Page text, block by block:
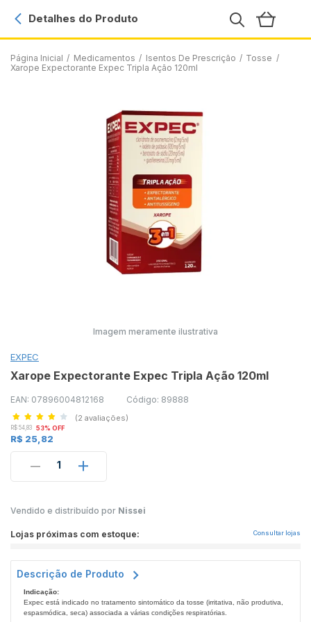
Página Inicial / Medicamentos / Isentos De Prescrição / Tosse /
Xarope Expectorante Expec Tripla Ação 120ml
Detalhes do Produto
Imagem meramente ilustrativa
EXPEC
Xarope Expectorante Expec Tripla Ação 120ml
EAN: 07896004812168 Código: 89888
(2 avaliações)
R$ 54,83 53% OFF
R$ 25,82
1
Vendido e distribuído por Nissei
Lojas próximas com estoque: Consultar lojas
Descrição de Produto
Indicação:
Expec está indicado no tratamento sintomático da tosse (irritativa, não produtiva,
espasmódica, seca) associada a várias condições respiratórias.